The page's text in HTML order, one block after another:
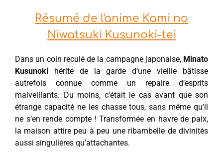
Résumé de l'anime Kami no
Niwatsuki Kusunoki-tei
Dans un coin reculé de la campagne japonaise, Minato
Kusunoki hérite de la garde d’une vieille bâtisse
autrefois connue comme un repaire d’esprits
malveillants. Du moins, c’était le cas avant que son
étrange capacité ne les chasse tous, sans même qu’il
ne s’en rende compte ! Transformée en havre de paix,
la maison attire peu à peu une ribambelle de divinités
aussi singulières qu’attachantes.